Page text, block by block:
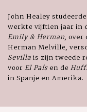
John Healey
werkte vijftien jaar in
Emily & Herman ,
Herman Melville,
Sevilla is zijn tweede
voor El País en de
in Spanje en Amerika.